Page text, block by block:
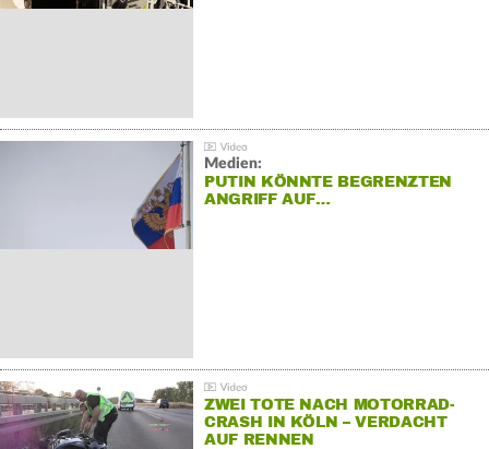
Medien:
PUTIN KÖNNTE BEGRENZTEN
ANGRIFF AUF…
ZWEI TOTE NACH MOTORRAD-
CRASH IN KÖLN – VERDACHT
AUF RENNEN